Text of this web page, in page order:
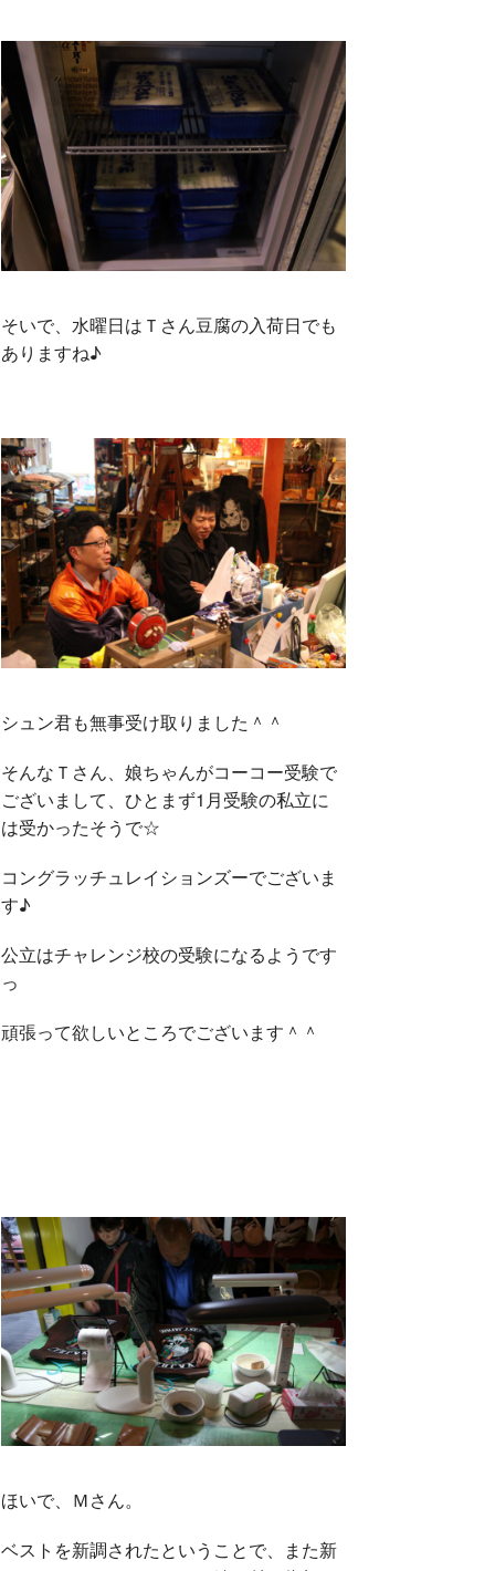
そいで、水曜日はＴさん豆腐の入荷日でも
ありますね♪
シュン君も無事受け取りました＾＾
そんなＴさん、娘ちゃんがコーコー受験で
ございまして、ひとまず1月受験の私立に
は受かったそうで☆
コングラッチュレイションズーでございま
す♪
公立はチャレンジ校の受験になるようです
っ
頑張って欲しいところでございます＾＾
ほいで、Ｍさん。
ベストを新調されたということで、また新